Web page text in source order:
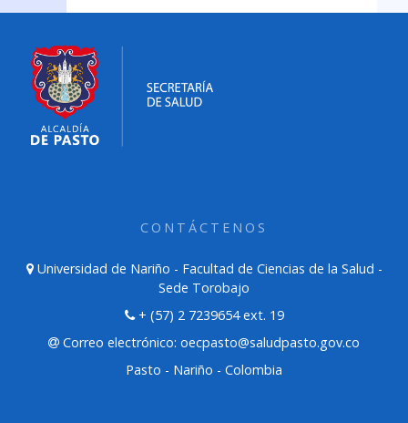
CONTÁCTENOS
Universidad de Nariño - Facultad de Ciencias de la Salud -
Sede Torobajo
+ (57) 2 7239654 ext. 19
Correo electrónico: oecpasto@saludpasto.gov.co
Pasto - Nariño - Colombia